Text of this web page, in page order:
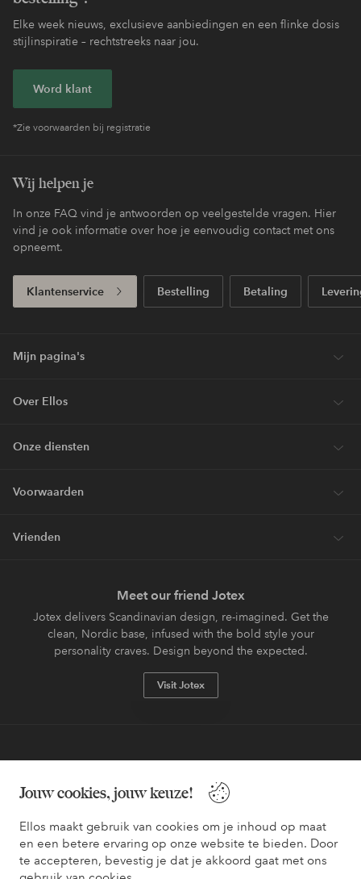
Jouw cookies, jouw keuze!
Ellos maakt gebruik van cookies om je inhoud op maat
en een betere ervaring op onze website te bieden. Door
te accepteren, bevestig je dat je akkoord gaat met ons
Elke week nieuws, exclusieve aanbiedingen en een flinke dosis
stijlinspiratie – rechtstreeks naar jou.
Word klant
*Zie voorwaarden bij registratie
Wij helpen je
In onze FAQ vind je antwoorden op veelgestelde vragen. Hier
vind je ook informatie over hoe je eenvoudig contact met ons
opneemt.
Klantenservice Bestelling Betaling
Mijn pagina's
Over Ellos
Onze diensten
Voorwaarden
Vrienden
Meet our friend Jotex
Jotex delivers Scandinavian design, re-imagined. Get the
clean, Nordic base, infused with the bold style your
personality craves. Design beyond the expected.
Visit Jotex
Wil je meer weten over
onze betaalopties